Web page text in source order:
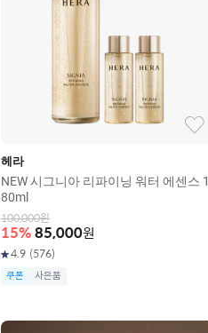
헤라
NEW 시그니아 리파이닝 워터 에센스 1
80ml
100,000원
15% 85,000원
4.9 (576)
쿠폰 사은품